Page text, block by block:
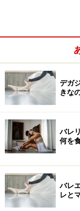
デガ
きな
バレ
何を
バレ
レと